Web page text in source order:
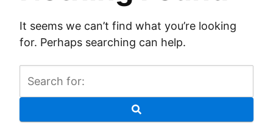
It seems we can’t find what you’re looking
for. Perhaps searching can help.